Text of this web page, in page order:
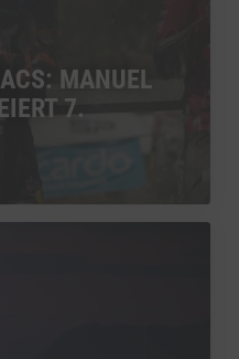
MANUEL
7.